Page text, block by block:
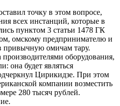
точку в этом вопросе,
всех инстанций, которые в
пунктом 3 статьи 1478 ГК
омскому предпринимателю и
привычную омичам тару.
оборудования,
она будет являться
Цирикидзе. При этом
компании возместить
280 тысяч рублей.